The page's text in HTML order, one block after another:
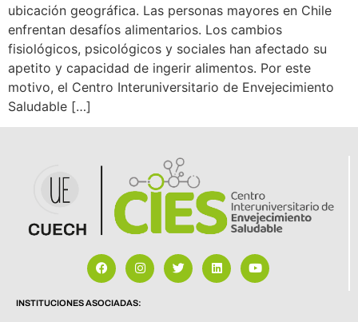
ubicación geográfica. Las personas mayores en Chile
enfrentan desafíos alimentarios. Los cambios
fisiológicos, psicológicos y sociales han afectado su
apetito y capacidad de ingerir alimentos. Por este
motivo, el Centro Interuniversitario de Envejecimiento
Saludable […]
INSTITUCIONES ASOCIADAS: